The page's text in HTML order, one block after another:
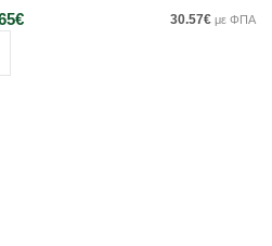
€ 30.57€ με ΦΠΑ